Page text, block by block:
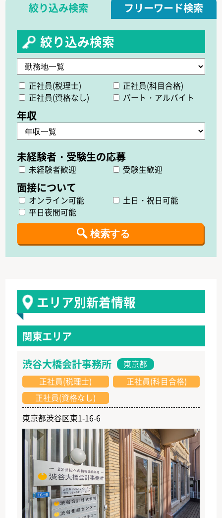
絞り込み検索 フリーワード検索
絞り込み検索
正社員(税理士)
正社員(科目合格)
正社員(資格なし)
パート・アルバイト
未経験者歓迎 受験生歓迎
オンライン可能
土日・祝日可能
平日夜間可能
エリア別新着情報
関東エリア
渋谷大橋会計事務所
東京都
正社員(税理士)
正社員(科目合格)
正社員(資格なし)
東京都渋谷区東1-16-6